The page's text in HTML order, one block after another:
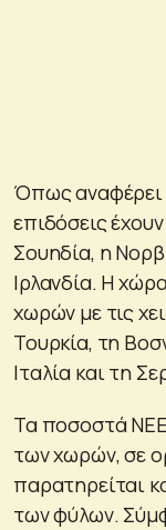
Όπως αναφέρει
επιδόσεις
Σουηδία, η
Ιρλανδία. Η
χωρών με τις
Τουρκία, τη
Ιταλία και τη
Τα ποσοστά
των χωρών, σε
παρατηρείται
των φύλων.